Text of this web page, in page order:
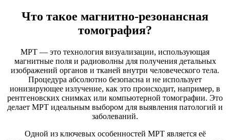
Что такое магнитно-резонансная
томография?
МРТ — это технология визуализации, использующая
магнитные поля и радиоволны для получения детальных
изображений органов и тканей внутри человеческого тела.
Процедура абсолютно безопасна и не использует
ионизирующее излучение, как это происходит, например, в
рентгеновских снимках или компьютерной томографии. Это
делает МРТ идеальным выбором для выявления патологий и
заболеваний.
Одной из ключевых особенностей МРТ является её